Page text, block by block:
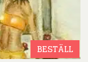
BESTÄLL